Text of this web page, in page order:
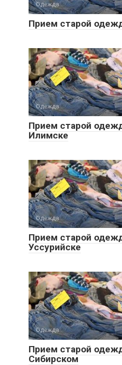
Одежда
Прием старой
Одежда
Прием старой
Илимске
Одежда
Прием старой
Уссурийске
Одежда
Прием старой
Сибирском